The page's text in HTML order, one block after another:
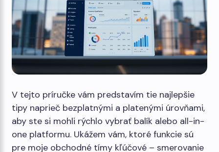
V tejto príručke vám predstavím tie najlepšie
tipy naprieč bezplatnými a platenými úrovňami,
aby ste si mohli rýchlo vybrať balík alebo all-in-
one platformu. Ukážem vám, ktoré funkcie sú
pre moje obchodné tímy kľúčové – smerovanie